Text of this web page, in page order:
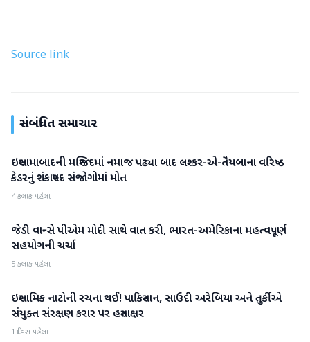
Source link
સંબંધિત સમાચાર
આંતરરાષ્ટ્રીય
ઇસ્લામાબાદની મસ્જિદમાં નમાજ પઢ્યા બાદ લશ્કર-એ-તૈયબાના વરિષ્ઠ
કેડરનું શંકાસ્પદ સંજોગોમાં મોત
4 કલાક પહેલા
આંતરરાષ્ટ્રીય
જેડી વાન્સે પીએમ મોદી સાથે વાત કરી, ભારત-અમેરિકાના મહત્વપૂર્ણ
સહયોગની ચર્ચા
5 કલાક પહેલા
આંતરરાષ્ટ્રીય
ઇસ્લામિક નાટોની રચના થઈ! પાકિસ્તાન, સાઉદી અરેબિયા અને તુર્કીએ
સંયુક્ત સંરક્ષણ કરાર પર હસ્તાક્ષર
1 દિવસ પહેલા